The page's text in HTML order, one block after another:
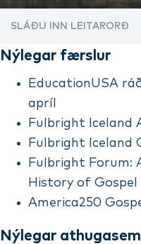
Nýlegar færslur
EducationUSA
apríl
Fulbright Iceland
Fulbright Iceland
Fulbright Forum:
History of Gospel
America250
Nýlegar